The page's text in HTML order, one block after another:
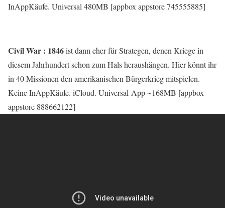
InAppKäufe. Universal 480MB [appbox appstore 745555885]
Civil War : 1846ist dann eher für Strategen, denen Kriege in
diesem Jahrhundert schon zum Hals heraushängen. Hier könnt ihr
in 40 Missionen den amerikanischen Bürgerkrieg mitspielen.
Keine InAppKäufe. iCloud. Universal-App ~168MB [appbox
appstore 888662122]